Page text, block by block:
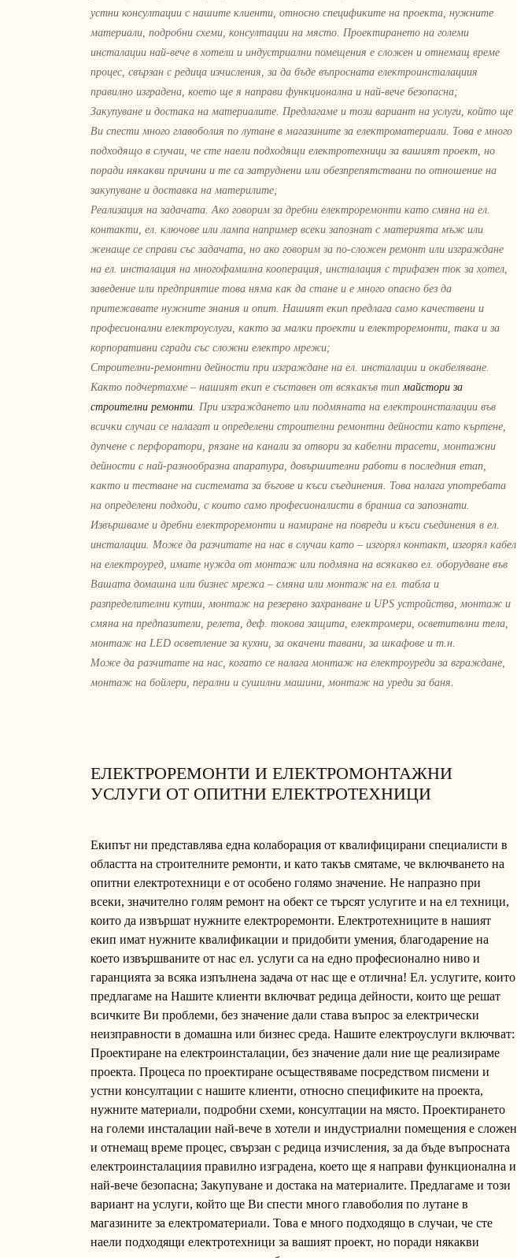
устни консултации с нашите клиенти, относно спецификите на проекта, нужните
материали, подробни схеми, консултации на място. Проектирането на големи
инсталации най-вече в хотели и индустриални помещения е сложен и отнемащ време
процес, свързан с редица изчисления, за да бъде въпросната електроинсталациия
правилно изградена, което ще я направи функционална и най-вече безопасна;
Закупуване и достака на материалите. Предлагаме и този вариант на услуги, който ще
Ви спести много главоболия по лутане в магазините за електроматериали. Това е много
подходящо в случаи, че сте наели подходящи електротехници за вашият проект, но
поради някакви причини и те са затруднени или обезпрепятствани по отношение на
закупуване и доставка на материлите;
Реализация на задачата. Ако говорим за дребни електроремонти като смяна на ел.
контакти, ел. ключове или лампа например всеки запознат с материята мъж или
женаще се справи със задачата, но ако говорим за по-сложен ремонт или изграждане
на ел. инсталация на многофамилна кооперация, инсталация с трифазен ток за хотел,
заведение или предприятие това няма как да стане и е много опасно без да
притежавате нужните знания и опит. Нашият екип предлага само качествени и
професионални електроуслуги, както за малки проекти и електроремонти, така и за
корпоративни сгради със сложни електро мрежи;
Строителни-ремонтни дейности при изграждане на ел. инсталации и окабеляване.
Както подчертахме – нашият екип е съставен от всякакъв типмайстори за
строителни ремонти. При изграждането или подмяната на електроинсталации във
всички случаи се налагат и определени строителни ремонтни дейности като къртене,
дупчене с перфоратори, рязане на канали за отвори за кабелни трасети, монтажни
дейности с най-разнообразна апаратура, довършителни работи в последния етап,
както и тестване на системата за бъгове и къси съединения. Това налага употребата
на определени подходи, с които само професионалисти в бранша са запознати.
Извършваме и дребни електроремонти и намиране на повреди и къси съединения в ел.
инсталации. Може да разчитате на нас в случаи като – изгорял контакт, изгорял кабел
на електроуред, имате нужда от монтаж или подмяна на всякакво ел. оборудване във
Вашата домашна или бизнес мрежа – смяна или монтаж на ел. табла и
разпределителни кутии, монтаж на резервно захранване и UPS устройства, монтаж и
смяна на предпазители, релета, деф. токова защита, електромери, осветитвлни тела,
монтаж на LED осветление за кухни, за окачени тавани, за шкафове и т.н.
Може да разчитате на нас, когато се налага монтаж на електроуреди за вграждане,
монтаж на бойлери, перални и сушилни машини, монтаж на уреди за баня.
ЕЛЕКТРОРЕМОНТИ И ЕЛЕКТРОМОНТАЖНИ
УСЛУГИ ОТ ОПИТНИ ЕЛЕКТРОТЕХНИЦИ
Екипът ни представлява една колаборация от квалифицирани специалисти в
областта на строителните ремонти, и като такъв смятаме, че включването на
опитни електротехници е от особено голямо значение. Не напразно при
всеки, значително голям ремонт на обект се търсят услугите и на ел техници,
които да извършат нужните електроремонти. Електротехниците в нашият
екип имат нужните квалификации и придобити умения, благодарение на
което извършваните от нас ел. услуги са на едно професионално ниво и
гаранцията за всяка изпълнена задача от нас ще е отлична! Ел. услугите, които
предлагаме на Нашите клиенти включват редица дейности, които ще решат
всичките Ви проблеми, без значение дали става въпрос за електрически
неизправности в домашна или бизнес среда. Нашите електроуслуги включват:
Проектиране на електроинсталации, без значение дали ние ще реализираме
проекта. Процеса по проектиране осъществяваме посредством писмени и
устни консултации с нашите клиенти, относно спецификите на проекта,
нужните материали, подробни схеми, консултации на място. Проектирането
на големи инсталации най-вече в хотели и индустриални помещения е сложен
и отнемащ време процес, свързан с редица изчисления, за да бъде въпросната
електроинсталациия правилно изградена, което ще я направи функционална и
най-вече безопасна; Закупуване и достака на материалите. Предлагаме и този
вариант на услуги, който ще Ви спести много главоболия по лутане в
магазините за електроматериали. Това е много подходящо в случаи, че сте
наели подходящи електротехници за вашият проект, но поради някакви